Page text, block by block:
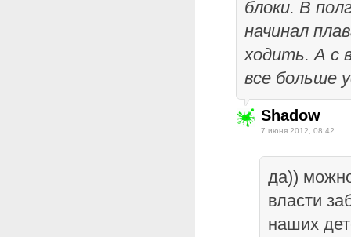
блоки. В
начинал
ходить. А с
все больше
Shadow
7 июня 2012, 08:42
да))
власти
наших